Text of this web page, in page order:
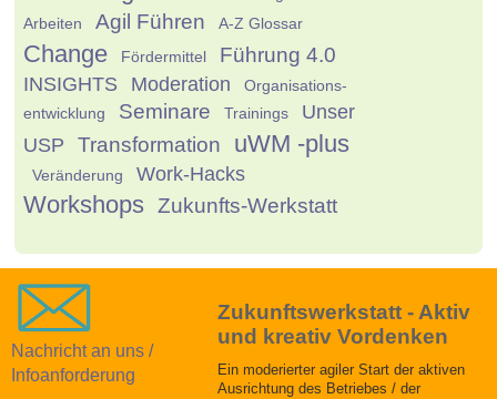
Nachricht an uns /
Infoanforderung
Zukunftswerkstatt - Aktiv
und kreativ Vordenken
Ein moderierter agiler Start der aktiven
Ausrichtung des Betriebes / der